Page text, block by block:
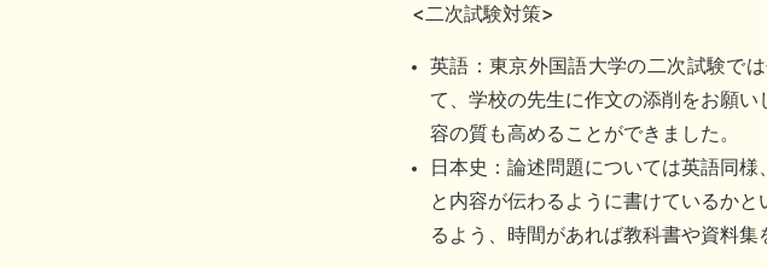
<二次試験対策>
英語：東京外国語大学の二次試験で
て、学校の先生に作文の添削をお願
容の質も高めることができました。
日本史：論述問題については英語同
と内容が伝わるように書けているか
るよう、時間があれば教科書や資料